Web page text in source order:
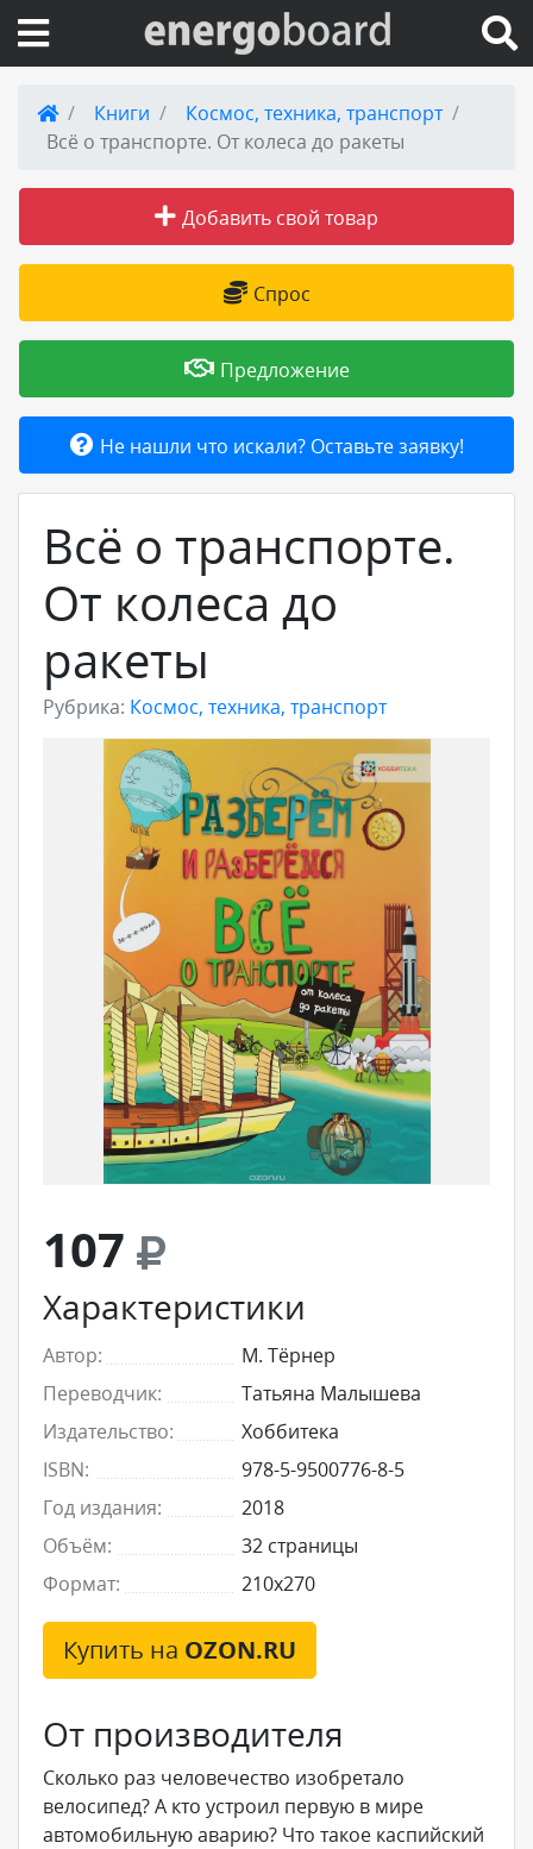
Вход на сайт
Публикации
Товары и услуги
Добавить товар или услугу
Книги
Космос, техника, транспорт
Всё о транспорте. От колеса до ракеты
Добавить свой товар
Спрос
Предложение
Не нашли что искали? Оставьте заявку!
Всё о транспорте.
От колеса до
ракеты
Рубрика: Космос, техника, транспорт
107
Характеристики
Автор:
М. Тёрнер
Переводчик:
Татьяна Малышева
Издательство:
Хоббитека
ISBN:
978-5-9500776-8-5
Год издания:
2018
Объём:
32 страницы
Формат:
210x270
Купить на OZON.RU
От производителя
Сколько раз человечество изобретало
велосипед? А кто устроил первую в мире
автомобильную аварию? Что такое каспийский